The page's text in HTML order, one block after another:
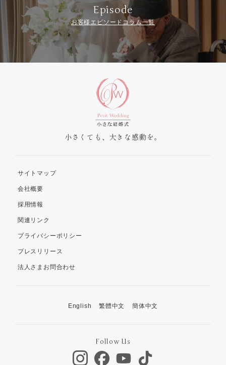
Episode
お客様エピソードコラム一覧
小さくても、大きな感動を。
サイトマップ
会社概要
採用情報
関連リンク
プライバシーポリシー
プレスリリース
法人さまお問合わせ
English 繁體中文 簡体中文
Follow Us